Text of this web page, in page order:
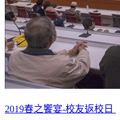
2019春之饗宴-校友返校日